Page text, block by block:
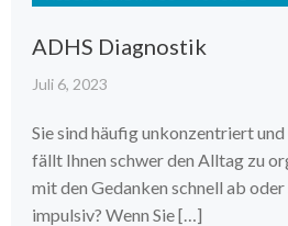
ADHS Diagnostik
Juli 6, 2023
Sie sind häufig unkonzentriert
fällt Ihnen schwer den Alltag zu
mit den Gedanken schnell ab
impulsiv? Wenn Sie […]